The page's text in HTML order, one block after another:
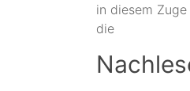
in diesem
die